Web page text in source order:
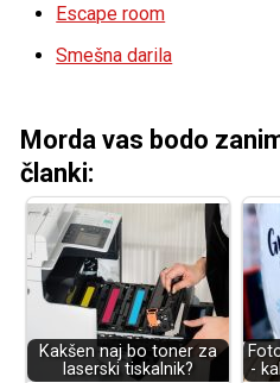
Escape room
Smešna darila
Morda vas bodo
članki:
Kakšen naj bo toner za
laserski tiskalnik?
-